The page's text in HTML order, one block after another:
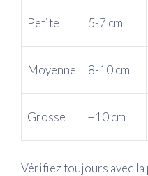
Petite 5-7 cm
Moyenne 8-10 cm
Grosse +10 cm
Vérifiez toujours avec la